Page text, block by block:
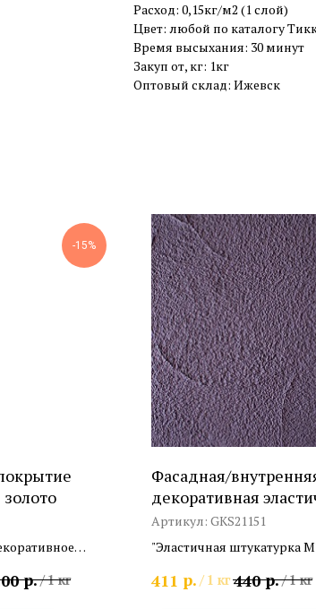
Расход: 0,15кг/м2 (1 слой)
Цвет: любой по каталогу
Время высыхания: 30 минут
Закуп от, кг: 1кг
Оптовый склад: Ижевск
-15%
р./1 кг
Фасадная/
декоративная
штукатурка
штукатурка М"
Артикул: GKS21151
"Эластичная штукатурка
поверхностей, с высокой
411 р. / 1 кг440 р./1 кг